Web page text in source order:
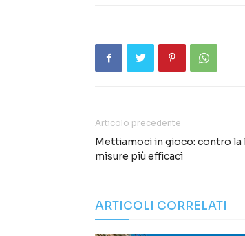
Articolo precedente
Mettiamoci in gioco: contro la
misure più efficaci
ARTICOLI CORRELATI